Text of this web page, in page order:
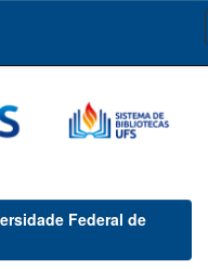
Federal de